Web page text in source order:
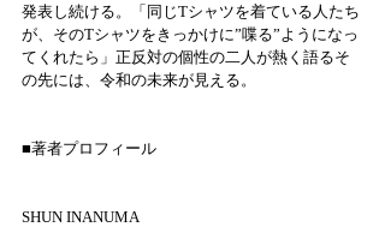
発表し続ける。「同じTシャツを着ている人たち
が、そのTシャツをきっかけに”喋る”ようになっ
てくれたら」正反対の個性の二人が熱く語るそ
の先には、令和の未来が見える。
■著者プロフィール
SHUN INANUMA